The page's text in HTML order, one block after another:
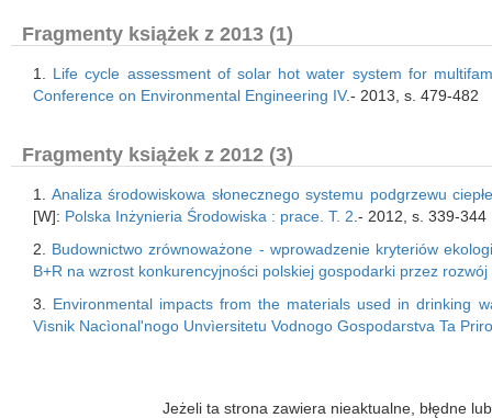
Fragmenty książek z 2013 (1)
1. Life cycle assessment of solar hot water system for
Conference on Environmental Engineering IV.- 2013, s. 479-482
Fragmenty książek z 2012 (3)
1. Analiza środowiskowa słonecznego systemu podgrzewu
[W]: Polska Inżynieria Środowiska : prace. T. 2 .- 2012, s. 339-344
2. Budownictwo zrównoważone - wprowadzenie kryteriów
B+R na wzrost konkurencyjności polskiej gospodarki przez rozwój
3. Environmental impacts from the materials used in drinking
Vìsnik Nacìonal'nogo Unvìersitetu Vodnogo Gospodarstva Ta
Jeżeli ta strona zawiera nieaktualne, błędne